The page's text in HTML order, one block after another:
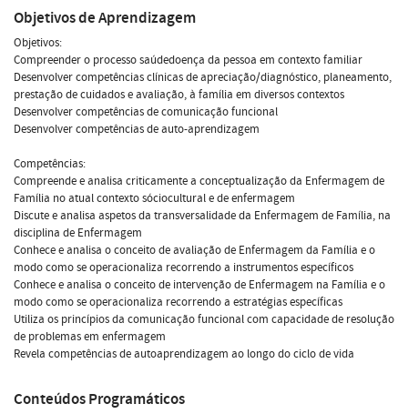
Objetivos de Aprendizagem
Objetivos:
Compreender o processo saúdedoença da pessoa em contexto familiar
Desenvolver competências clínicas de apreciação/diagnóstico, planeamento,
prestação de cuidados e avaliação, à família em diversos contextos
Desenvolver competências de comunicação funcional
Desenvolver competências de auto-aprendizagem
Competências:
Compreende e analisa criticamente a conceptualização da Enfermagem de
Família no atual contexto sóciocultural e de enfermagem
Discute e analisa aspetos da transversalidade da Enfermagem de Família, na
disciplina de Enfermagem
Conhece e analisa o conceito de avaliação de Enfermagem da Família e o
modo como se operacionaliza recorrendo a instrumentos específicos
Conhece e analisa o conceito de intervenção de Enfermagem na Família e o
modo como se operacionaliza recorrendo a estratégias específicas
Utiliza os princípios da comunicação funcional com capacidade de resolução
de problemas em enfermagem
Revela competências de autoaprendizagem ao longo do ciclo de vida
Conteúdos Programáticos